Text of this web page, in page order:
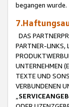
begangen wurde.
DAS
PARTNER-LINKS,
UNTERNEHMEN
TEXTE UND
VERBUNDENEN